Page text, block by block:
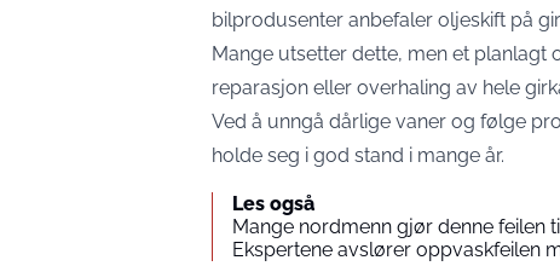
bilprodusenter anbefaler oljeskift på
Mange utsetter dette, men et planlagt
reparasjon eller overhaling av hele
Ved å unngå dårlige vaner og følge
holde seg i god stand i mange år.
Les også
Mange nordmenn gjør denne feilen
Ekspertene avslører oppvaskfeilen